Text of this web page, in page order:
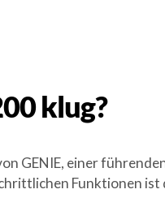
klug?
GENIE, einer
Funktionen ist